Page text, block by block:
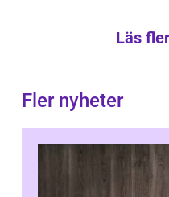
Läs
Fler nyheter